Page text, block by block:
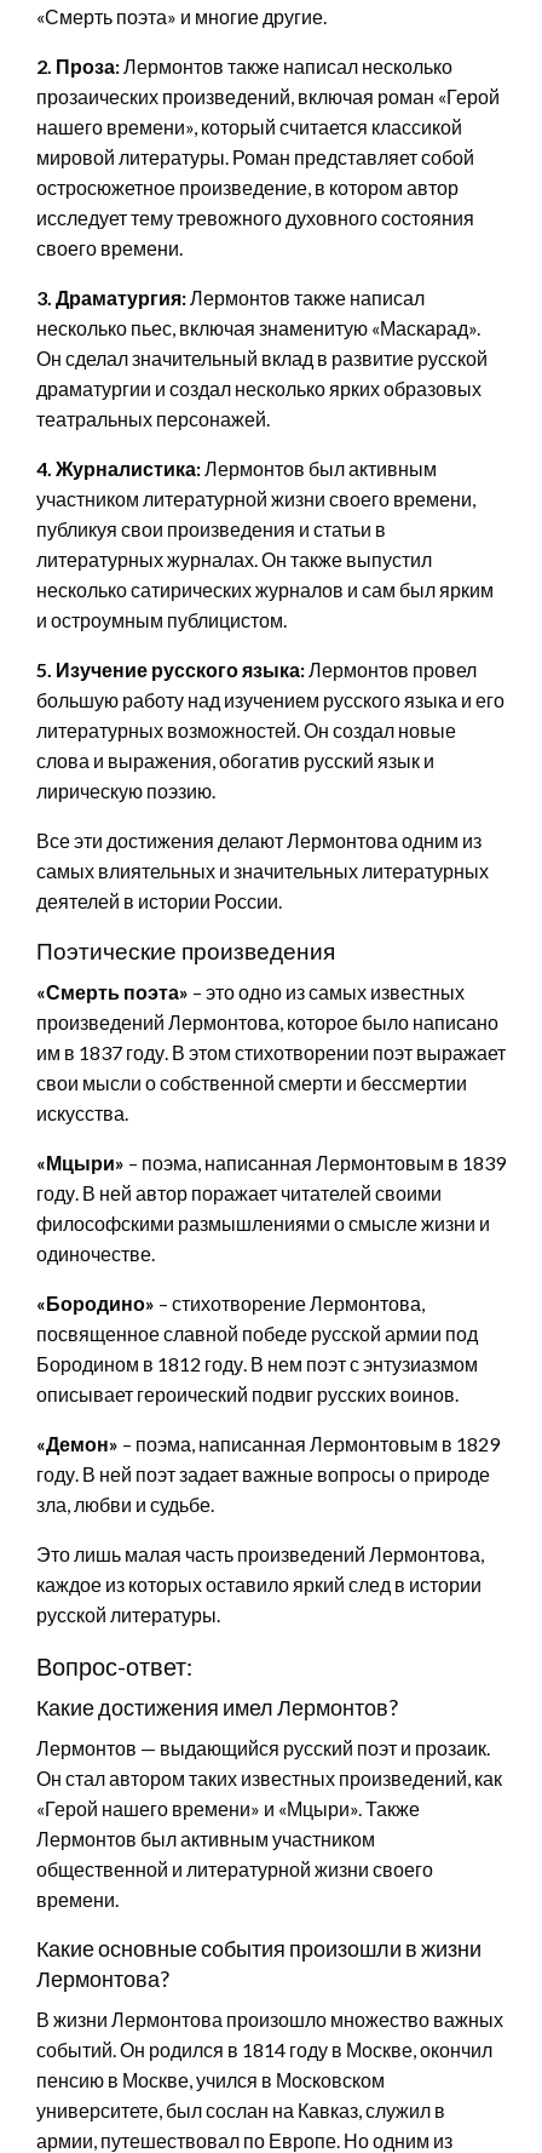
«Смерть поэта» и многие другие.
2. Проза:Лермонтов также написал несколько
прозаических произведений, включая роман «Герой
нашего времени», который считается классикой
мировой литературы. Роман представляет собой
остросюжетное произведение, в котором автор
исследует тему тревожного духовного состояния
своего времени.
3. Драматургия:Лермонтов также написал
несколько пьес, включая знаменитую «Маскарад».
Он сделал значительный вклад в развитие русской
драматургии и создал несколько ярких образовых
театральных персонажей.
4. Журналистика:Лермонтов был активным
участником литературной жизни своего времени,
публикуя свои произведения и статьи в
литературных журналах. Он также выпустил
несколько сатирических журналов и сам был ярким
и остроумным публицистом.
5. Изучение русского языка:Лермонтов провел
большую работу над изучением русского языка и его
литературных возможностей. Он создал новые
слова и выражения, обогатив русский язык и
лирическую поэзию.
Все эти достижения делают Лермонтова одним из
самых влиятельных и значительных литературных
деятелей в истории России.
Поэтические произведения
«Смерть поэта» – это одно из самых известных
произведений Лермонтова, которое было написано
им в 1837 году. В этом стихотворении поэт выражает
свои мысли о собственной смерти и бессмертии
искусства.
«Мцыри» – поэма, написанная Лермонтовым в 1839
году. В ней автор поражает читателей своими
философскими размышлениями о смысле жизни и
одиночестве.
«Бородино» – стихотворение Лермонтова,
посвященное славной победе русской армии под
Бородином в 1812 году. В нем поэт с энтузиазмом
описывает героический подвиг русских воинов.
«Демон» – поэма, написанная Лермонтовым в 1829
году. В ней поэт задает важные вопросы о природе
зла, любви и судьбе.
Это лишь малая часть произведений Лермонтова,
каждое из которых оставило яркий след в истории
русской литературы.
Вопрос-ответ:
Какие достижения имел Лермонтов?
Лермонтов — выдающийся русский поэт и прозаик.
Он стал автором таких известных произведений, как
«Герой нашего времени» и «Мцыри». Также
Лермонтов был активным участником
общественной и литературной жизни своего
времени.
Какие основные события произошли в жизни
Лермонтова?
В жизни Лермонтова произошло множество важных
событий. Он родился в 1814 году в Москве, окончил
пенсию в Москве, учился в Московском
университете, был сослан на Кавказ, служил в
армии, путешествовал по Европе. Но одним из